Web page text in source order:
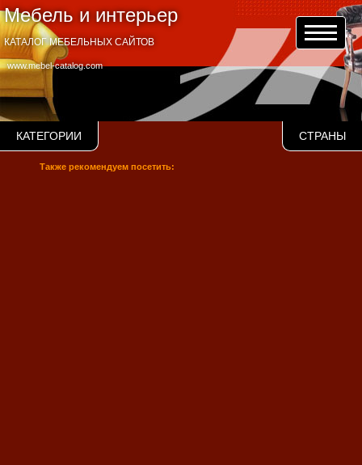
Мебель и интерьер
www.mebel-catalog.com
КАТАЛОГ МЕБЕЛЬНЫХ САЙТОВ
КАТЕГОРИИ СТРАНЫ
Также рекомендуем посетить: